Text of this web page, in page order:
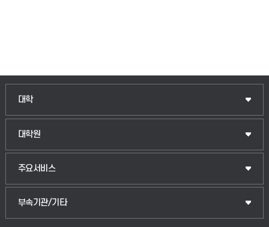
대학
대학원
주요서비스
부속기관/기타